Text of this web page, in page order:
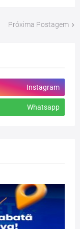
Próxima Postagem
Instagram
Whatsapp